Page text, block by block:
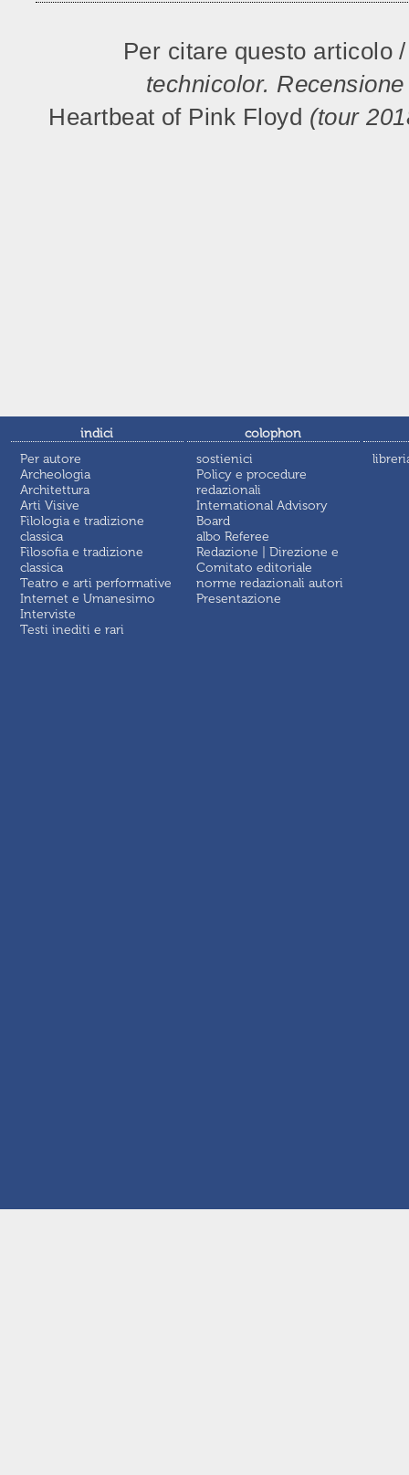
Per citare questo articolo
technicolor.
Heartbeat of Pink Floyd (tour
indici
Per autore
Archeologia
Architettura
Arti Visive
Filologia e tradizione
classica
Filosofia e tradizione
classica
Teatro e arti performative
Internet e Umanesimo
Interviste
Testi inediti e rari
colophon
sostienici
Policy e procedure
redazionali
International Advisory
Board
albo Referee
Redazione | Direzione e
Comitato editoriale
norme redazionali autori
Presentazione